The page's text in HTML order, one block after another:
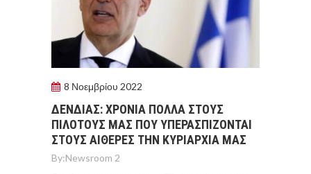
8 Νοεμβρίου 2022
ΔΕΝΔΙΑΣ: ΧΡΟΝΙΑ ΠΟΛΛΑ ΣΤΟΥΣ
ΠΙΛΟΤΟΥΣ ΜΑΣ ΠΟΥ ΥΠΕΡΑΣΠΙΖΟΝΤΑΙ
ΣΤΟΥΣ ΑΙΘΕΡΕΣ ΤΗΝ ΚΥΡΙΑΡΧΙΑ ΜΑΣ
By:Newsroom 2